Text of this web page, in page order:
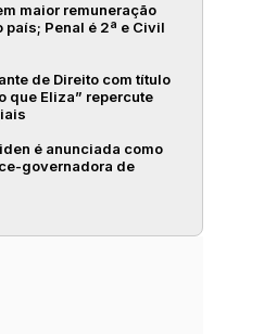
maior remuneração
país; Penal é 2ª e Civil
de Direito com título
que Eliza” repercute
é anunciada como
governadora de